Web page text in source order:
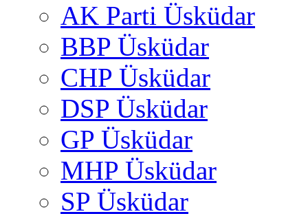
AK Parti Üsküdar
BBP Üsküdar
CHP Üsküdar
DSP Üsküdar
GP Üsküdar
MHP Üsküdar
SP Üsküdar